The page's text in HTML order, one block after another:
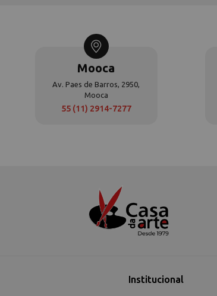
Mooca
Av. Paes de Barros, 2950,
Mooca
55 (11) 2914-7277
Institucional